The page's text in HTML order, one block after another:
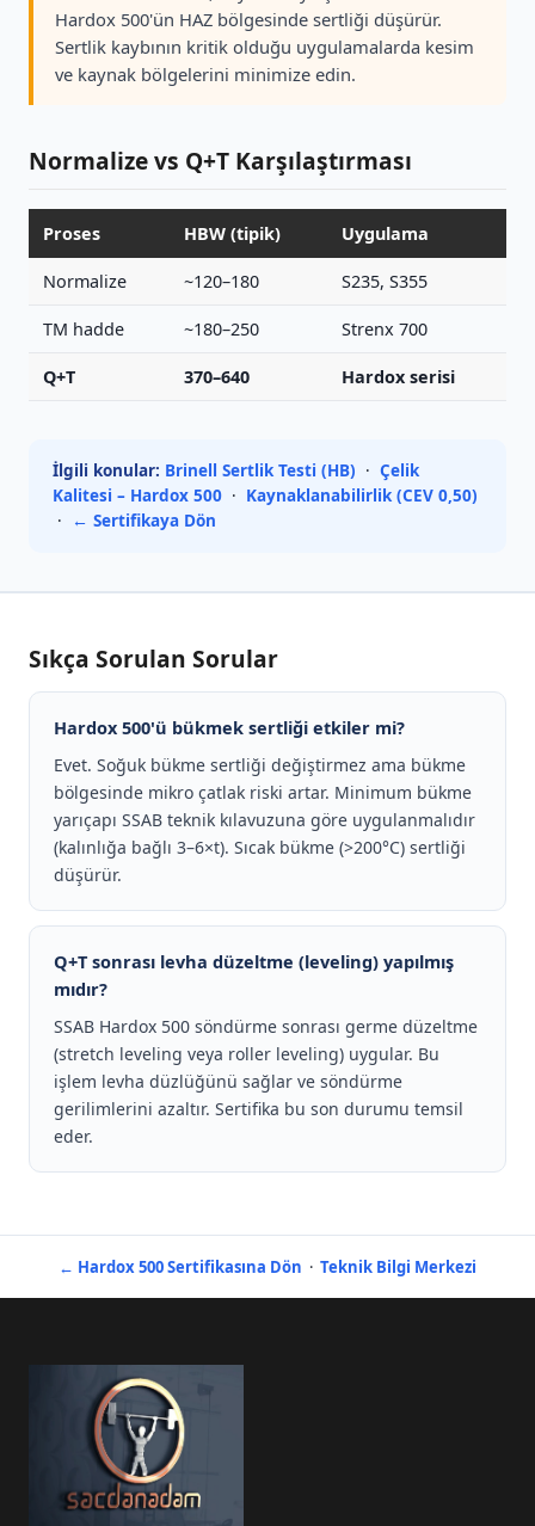
Hardox 500'ün HAZ bölgesinde sertliği düşürür.
Sertlik kaybının kritik olduğu uygulamalarda kesim
ve kaynak bölgelerini minimize edin.
Normalize vs Q+T Karşılaştırması
Proses HBW (tipik) Uygulama
Normalize ~120–180 S235, S355
TM hadde ~180–250 Strenx 700
Q+T 370–640 Hardox serisi
İlgili konular: Brinell Sertlik Testi (HB) · Çelik
Kalitesi – Hardox 500 · Kaynaklanabilirlik (CEV 0,50)
·
← Sertifikaya Dön
Sıkça Sorulan Sorular
Hardox 500'ü bükmek sertliği etkiler mi?
Evet. Soğuk bükme sertliği değiştirmez ama bükme
bölgesinde mikro çatlak riski artar. Minimum bükme
yarıçapı SSAB teknik kılavuzuna göre uygulanmalıdır
(kalınlığa bağlı 3–6×t). Sıcak bükme (>200°C) sertliği
düşürür.
Q+T sonrası levha düzeltme (leveling) yapılmış
mıdır?
SSAB Hardox 500 söndürme sonrası germe düzeltme
(stretch leveling veya roller leveling) uygular. Bu
işlem levha düzlüğünü sağlar ve söndürme
gerilimlerini azaltır. Sertifika bu son durumu temsil
eder.
← Hardox 500 Sertifikasına Dön · Teknik Bilgi Merkezi